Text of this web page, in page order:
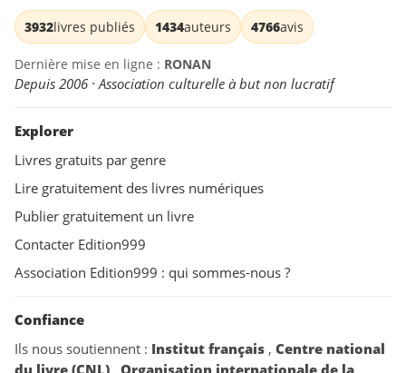
3932livres publiés 1434auteurs 4766avis
Dernière mise en ligne : RONAN
Depuis 2006 · Association culturelle à but non lucratif
Explorer
Livres gratuits par genre
Lire gratuitement des livres numériques
Publier gratuitement un livre
Contacter Edition999
Association Edition999 : qui sommes-nous ?
Confiance
Ils nous soutiennent : Institut français , Centre national